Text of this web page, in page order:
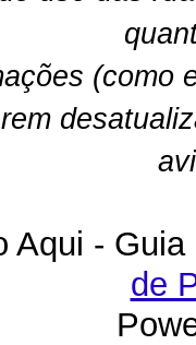
(como
Aqui -
de